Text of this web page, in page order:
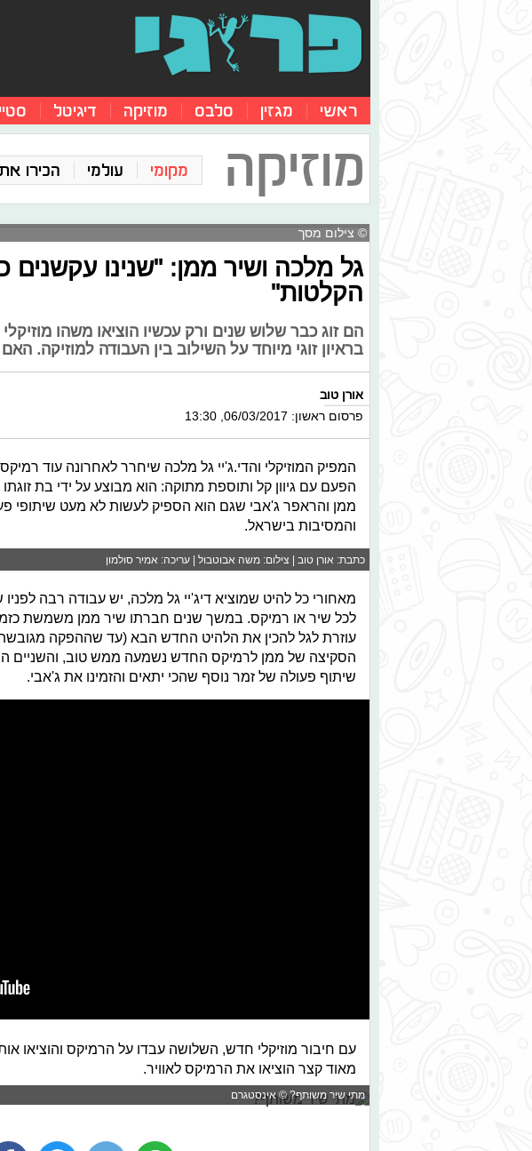
ראשי מגזין סלבס מוזיקה דיגיטל
מוזיקה מקומי עולמי הכירו
© צילום מסך
גל מלכה ושיר ממן: "שנינו עקשנים
הקלטות"
הם זוג כבר שלוש שנים ורק עכשיו הוציאו משהו
בראיון זוגי מיוחד על השילוב בין העבודה למוזיקה.
אורן טוב
פרסום ראשון: 06/03/2017, 13:30
הפעם עם גיוון קל ותוספת מתוקה: הוא מבוצע על ידי בת
ממן והראפר ג'אבי שגם הוא הספיק לעשות לא מעט שיתופי
והמסיבות בישראל.
כתבת: אורן טוב | צילום: משה אבוטבול | עריכה: אמיר סולמון
מאחורי כל להיט שמוציא דיג'יי גל מלכה, יש עבודה רבה
לכל שיר או רמיקס. במשך שנים חברתו שיר ממן משמשת
עוזרת לגל להכין את הלהיט החדש הבא (עד שההפקה
הסקיצה של ממן לרמיקס החדש נשמעה ממש טוב, והשניים
שיתוף פעולה של זמר נוסף שהכי יתאים והזמינו את ג'אבי.
עם חיבור מוזיקלי חדש, השלושה עבדו על הרמיקס והוציאו
מאוד קצר הוציאו את הרמיקס לאוויר.
מתי שיר משותף? © אינסטגרם